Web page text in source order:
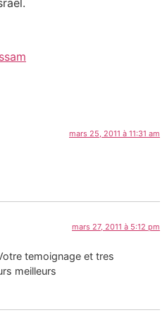
mars 25, 2011 à 11:31 am
mars 27, 2011 à 5:12 pm
temoignage et tres
meilleurs